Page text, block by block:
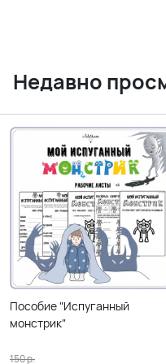
Недавно
Пособие "Испуганный
монстрик"
150р.